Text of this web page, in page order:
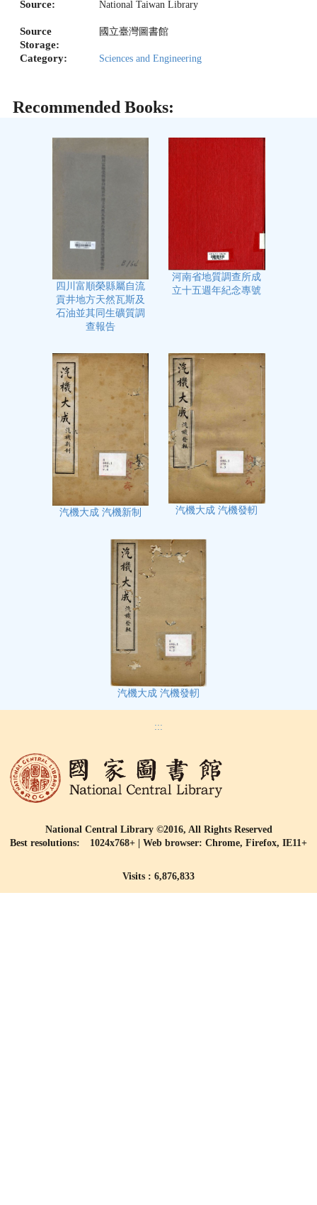
Source: National Taiwan Library
Source
Storage:
國立臺灣圖書館
Category: Sciences and Engineering
Recommended Books:
四川富順榮縣屬自流
貢井地方天然瓦斯及
石油並其同生礦質調
查報告
河南省地質調查所成
立十五週年紀念專號
汽機大成 汽機新制 汽機大成 汽機發軔
汽機大成 汽機發軔
:::
National Central Library ©2016, All Rights Reserved
Best resolutions: 1024x768+ | Web browser: Chrome, Firefox, IE11+
Visits : 6,876,833